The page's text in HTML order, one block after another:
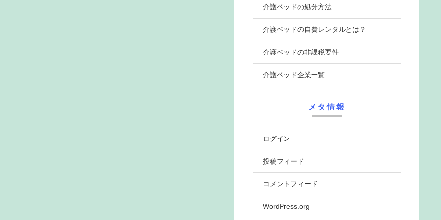
介護ベッドの処分方法
介護ベッドの自費レンタルとは？
介護ベッドの非課税要件
介護ベッド企業一覧
メタ情報
ログイン
投稿フィード
コメントフィード
WordPress.org